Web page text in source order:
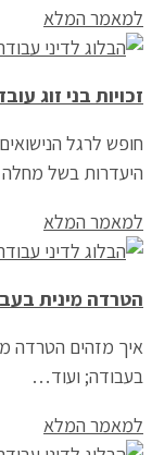
למאמר המלא
זכויות בני זוג
חופש לרגל
היעדרות בשל
למאמר המלא
הטרדה מינית
איך מזהים הטרדה
בעבודה; ועוד…
למאמר המלא